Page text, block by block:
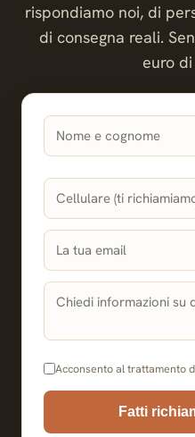
rispondiamo noi, di
di consegna reali.
euro
Acconsento al trattamento
Fatti